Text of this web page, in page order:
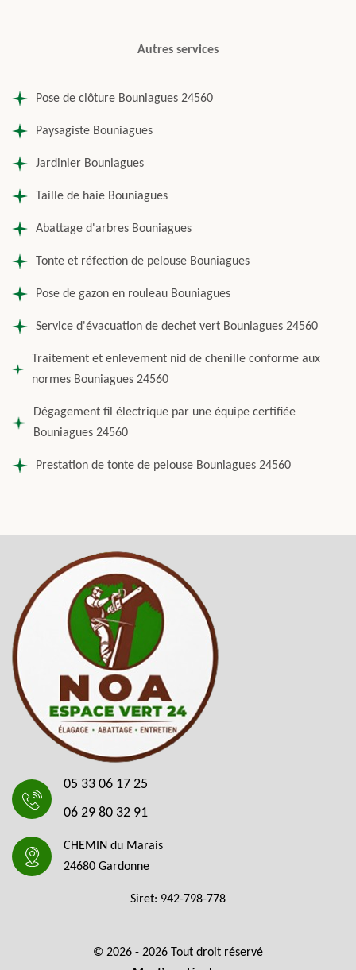
Autres services
Pose de clôture Bouniagues 24560
Paysagiste Bouniagues
Jardinier Bouniagues
Taille de haie Bouniagues
Abattage d'arbres Bouniagues
Tonte et réfection de pelouse Bouniagues
Pose de gazon en rouleau Bouniagues
Service d'évacuation de dechet vert Bouniagues 24560
Traitement et enlevement nid de chenille conforme aux
normes Bouniagues 24560
Dégagement fil électrique par une équipe certifiée
Bouniagues 24560
Prestation de tonte de pelouse Bouniagues 24560
05 33 06 17 25
06 29 80 32 91
CHEMIN du Marais
24680 Gardonne
Siret: 942-798-778
© 2026 - 2026 Tout droit réservé